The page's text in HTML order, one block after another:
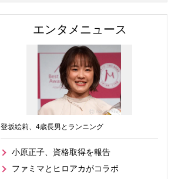
エンタメニュース
登坂絵莉、4歳長男とランニング
小原正子、資格取得を報告
ファミマとヒロアカがコラボ